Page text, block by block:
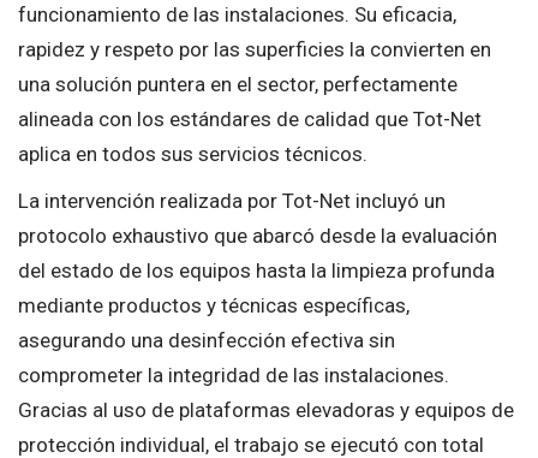
funcionamiento de las instalaciones. Su eficacia,
rapidez y respeto por las superficies la convierten en
una solución puntera en el sector, perfectamente
alineada con los estándares de calidad que Tot-Net
aplica en todos sus servicios técnicos.
La intervención realizada por Tot-Net incluyó un
protocolo exhaustivo que abarcó desde la evaluación
del estado de los equipos hasta la limpieza profunda
mediante productos y técnicas específicas,
asegurando una desinfección efectiva sin
comprometer la integridad de las instalaciones.
Gracias al uso de plataformas elevadoras y equipos de
protección individual, el trabajo se ejecutó con total